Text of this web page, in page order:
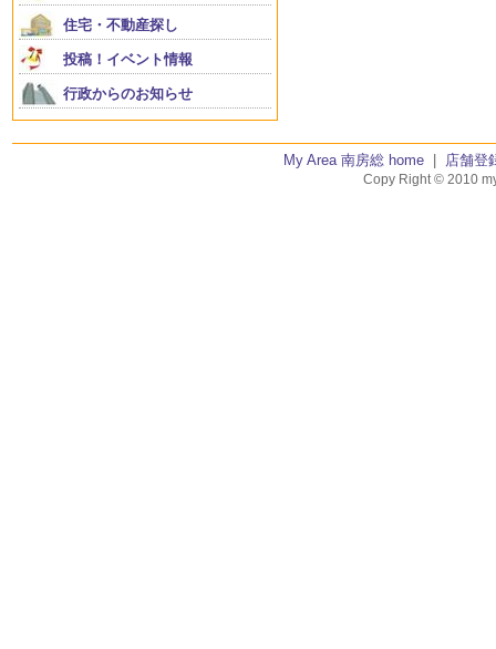
住宅・不動産探し
投稿！イベント情報
行政からのお知らせ
My Area 南房総 home 店舗登
Copy Right © 2010